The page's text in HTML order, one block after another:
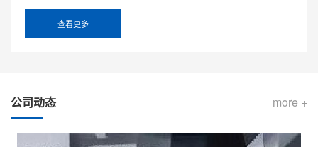
查看更多
more +
公司动态